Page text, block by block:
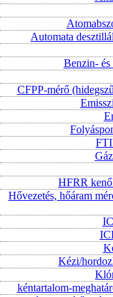
Automata
Benzin- és
CFPP-mérő
HFRR
Hővezetés, hőáram
Kézi/
kéntartalom-